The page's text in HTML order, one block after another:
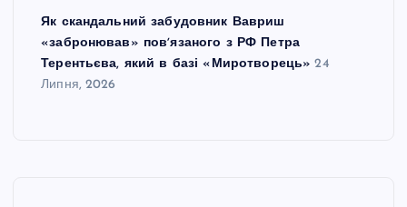
Як скандальний забудовник Вавриш
«забронював» повʼязаного з РФ Петра
Терентьєва, який в базі «Миротворець» 24
Липня, 2026